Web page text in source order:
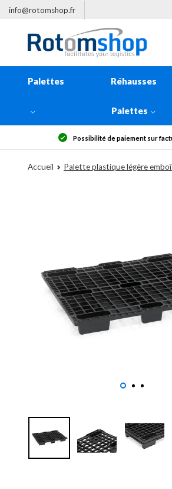
info@rotomshop.fr
Palettes Réhausses
Palettes
Possibilité de paiement sur
Accueil Palette plastique légère